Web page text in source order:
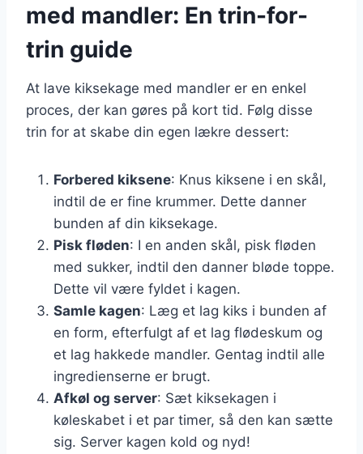
med mandler: En trin-for-
trin guide
At lave kiksekage med mandler er en enkel
proces, der kan gøres på kort tid. Følg disse
trin for at skabe din egen lækre dessert:
Forbered kiksene: Knus kiksene i en skål,
indtil de er fine krummer. Dette danner
bunden af din kiksekage.
Pisk fløden: I en anden skål, pisk fløden
med sukker, indtil den danner bløde toppe.
Dette vil være fyldet i kagen.
Samle kagen: Læg et lag kiks i bunden af
en form, efterfulgt af et lag flødeskum og
et lag hakkede mandler. Gentag indtil alle
ingredienserne er brugt.
Afkøl og server: Sæt kiksekagen i
køleskabet i et par timer, så den kan sætte
sig. Server kagen kold og nyd!